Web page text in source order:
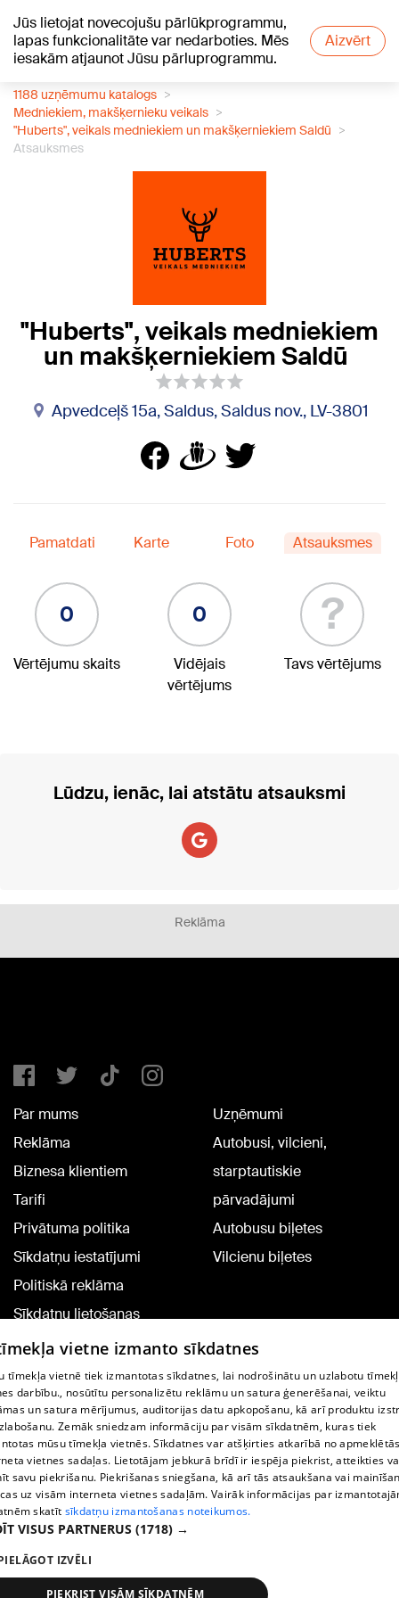
Jūs lietojat novecojušu pārlūkprogrammu,
lapas funkcionalitāte var nedarboties. Mēs
iesakām atjaunot Jūsu pārluprogrammu.
Aizvērt
+15°C
1188 uzņēmumu katalogs
Medniekiem, makšķernieku veikals
"Huberts", veikals medniekiem un makšķerniekiem Saldū
Atsauksmes
"Huberts", veikals medniekiem
un makšķerniekiem Saldū
Apvedceļš 15a, Saldus, Saldus nov., LV-3801
Pamatdati Karte Foto Atsauksmes
0
Vērtējumu skaits
0
Vidējais
vērtējums
?
Tavs vērtējums
Lūdzu, ienāc, lai atstātu atsauksmi
Reklāma
Par mums
Reklāma
Biznesa klientiem
Tarifi
Privātuma politika
Sīkdatņu iestatījumi
Politiskā reklāma
Sīkdatņu lietošanas
noteikumi
Komentāru pievienošana
Uzņēmumi
Autobusi, vilcieni,
starptautiskie
pārvadājumi
Autobusu biļetes
Vilcienu biļetes
TV programma
Līguma noteikumi
360 Ziņu kontakti
Helio Media
Portāla palīdzības dienests: e-pasts -
All rights reserved.
vietne izmanto sīkdatnes
tīmekļa vietnē tiek izmantotas sīkdatnes, lai nodrošinātu un uzlabotu
darbību., nosūtītu personalizētu reklāmu un satura ģenerēšanai, veiktu
un satura mērījumus, auditorijas datu apkopošanu, kā arī produktu
Zemāk sniedzam informāciju par visām sīkdatnēm, kuras tiek
mūsu tīmekļa vietnēs. Sīkdatnes var atšķirties atkarībā no
vietnes sadaļas. Lietotājam jebkurā brīdī ir iespēja piekrist, atteikties
savu piekrišanu. Piekrišanas sniegšana, kā arī tās atsaukšana vai
uz visām interneta vietnes sadaļām. Vairāk informācijas par
skatīt sīkdatņu izmantošanas noteikumos.
VISUS PARTNERUS (1718) →
IZVĒLI
PIEKRIST VISĀM SĪKDATNĒM